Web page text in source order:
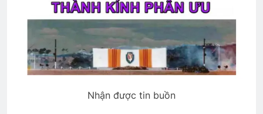
2 Years Ago
Một tài liệu về TVBQGVN
3 Years Ago
Nhận được tin buồn